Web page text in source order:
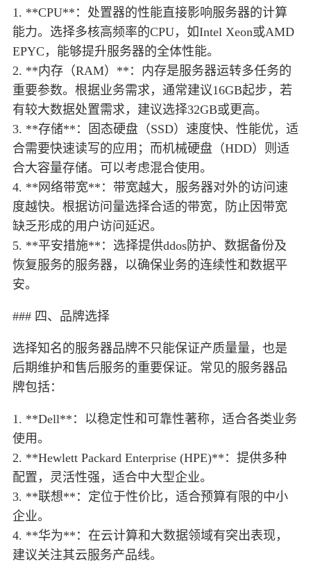
1. **CPU**：处置器的性能直接影响服务器的计算
能力。选择多核高频率的CPU，如Intel Xeon或AMD
EPYC，能够提升服务器的全体性能。
2. **内存（RAM）**：内存是服务器运转多任务的
重要参数。根据业务需求，通常建议16GB起步，若
有较大数据处置需求，建议选择32GB或更高。
3. **存储**：固态硬盘（SSD）速度快、性能优，适
合需要快速读写的应用；而机械硬盘（HDD）则适
合大容量存储。可以考虑混合使用。
4. **网络带宽**：带宽越大，服务器对外的访问速
度越快。根据访问量选择合适的带宽，防止因带宽
缺乏形成的用户访问延迟。
5. **平安措施**：选择提供ddos防护、数据备份及
恢复服务的服务器，以确保业务的连续性和数据平
安。
### 四、品牌选择
选择知名的服务器品牌不只能保证产质量量，也是
后期维护和售后服务的重要保证。常见的服务器品
牌包括：
1. **Dell**：以稳定性和可靠性著称，适合各类业务
使用。
2. **Hewlett Packard Enterprise (HPE)**：提供多种
配置，灵活性强，适合中大型企业。
3. **联想**：定位于性价比，适合预算有限的中小
企业。
4. **华为**：在云计算和大数据领域有突出表现，
建议关注其云服务产品线。